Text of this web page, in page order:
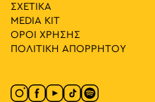
ΣΧΕΤΙΚΑ
MEDIA ΚIT
ΟΡΟΙ ΧΡΗΣΗΣ
ΠΟΛΙΤΙΚΗ ΑΠΟΡΡΗΤΟΥ